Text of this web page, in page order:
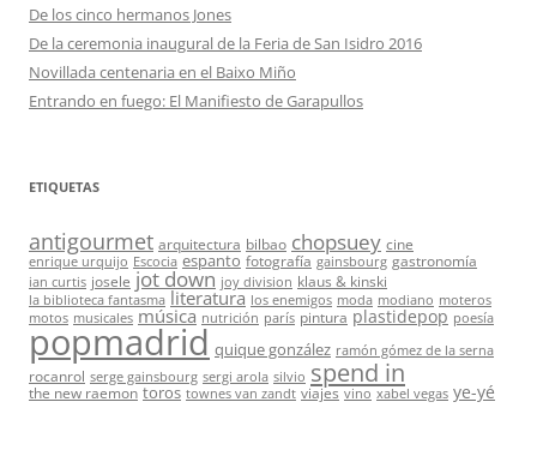
De los cinco hermanos Jones
De la ceremonia inaugural de la Feria de San Isidro 2016
Novillada centenaria en el Baixo Miño
Entrando en fuego: El Manifiesto de Garapullos
ETIQUETAS
antigourmet arquitectura bilbao chopsuey cine
enrique urquijo Escocia espanto fotografía gainsbourg gastronomía
ian curtis josele jot down joy division klaus & kinski
la biblioteca fantasma literatura los enemigos moda modiano moteros
motos musicales música nutrición parís pintura plastidepop poesía
popmadrid quique gonzález ramón gómez de la serna
rocanrol serge gainsbourg sergi arola silvio spend in
the new raemon toros townes van zandt viajes vino xabel vegas ye-yé